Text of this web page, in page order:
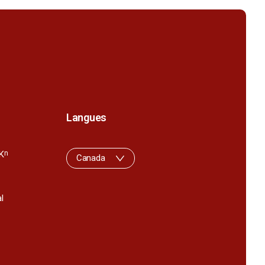
n
Langues
Canada